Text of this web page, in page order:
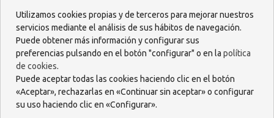
Recuerda no aplicar una cantidad excesiva de producto. Si notas
que el adhesivo rezuma fuera de la prótesis, reduce la cantidad en
la siguiente aplicación.
¿Qué beneficios tiene su uso?
El uso deKukident Fijación Todo El Día Sin Sabor proporciona
una serie de beneficios que mejoran la experiencia con prótesis
dentales:
Utilizamos cookies propias y de terceros para mejorar nuestros
servicios mediante el análisis de sus hábitos de navegación.
Puede obtener más información y configurar sus
preferencias pulsando en el botón "configurar" o en la política
de cookies.
Puede aceptar todas las cookies haciendo clic en el botón
«Aceptar», rechazarlas en «Continuar sin aceptar» o configurar
su uso haciendo clic en «Configurar».